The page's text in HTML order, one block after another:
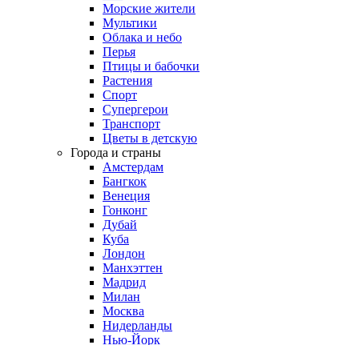
Морские жители
Мультики
Облака и небо
Перья
Птицы и бабочки
Растения
Спорт
Супергерои
Транспорт
Цветы в детскую
Города и страны
Амстердам
Бангкок
Венеция
Гонконг
Дубай
Куба
Лондон
Манхэттен
Мадрид
Милан
Москва
Нидерланды
Нью-Йорк